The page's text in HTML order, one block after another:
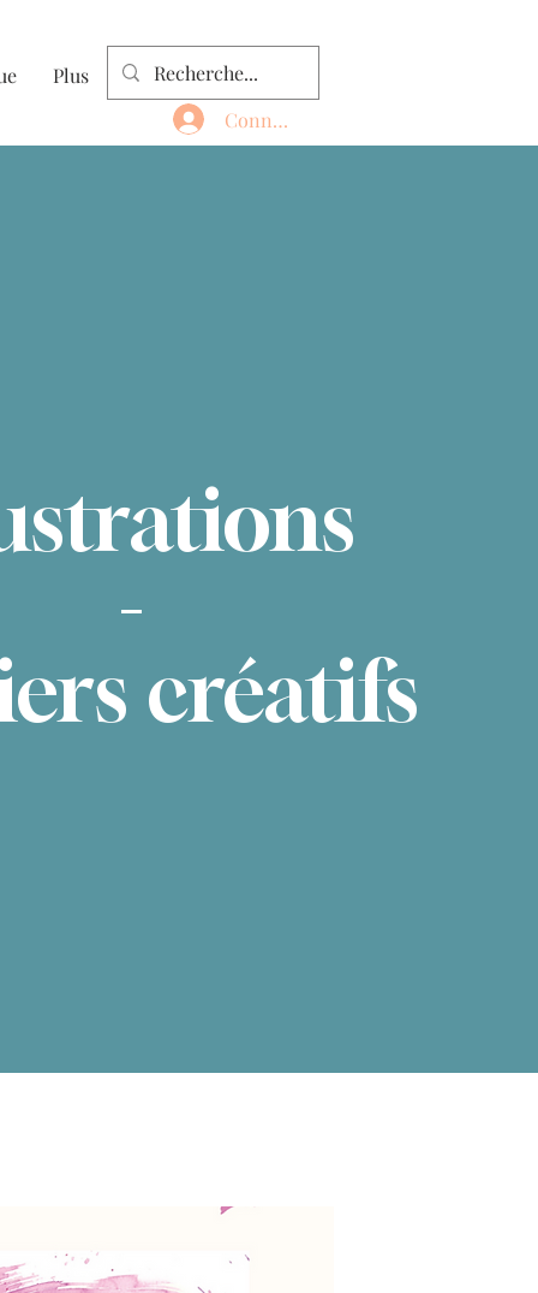
Plus
Connexion
-
créatifs